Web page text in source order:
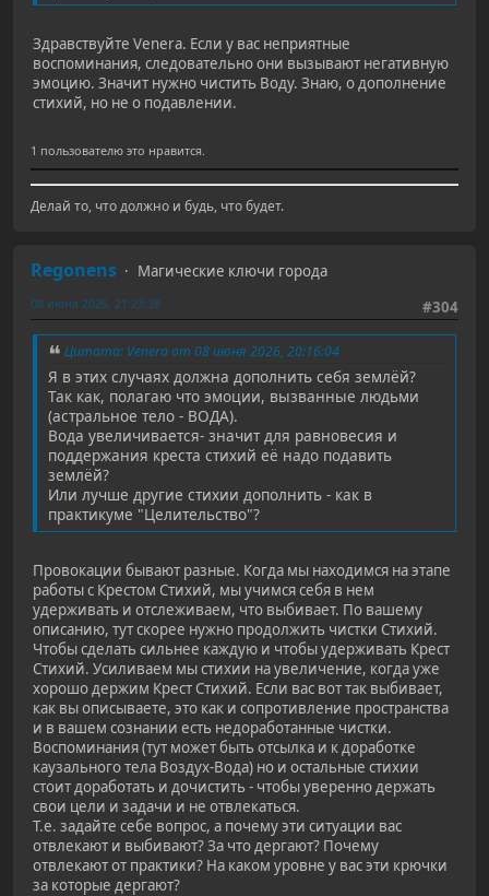
Здравствуйте Venera. Если у вас неприятные
воспоминания, следовательно они вызывают негативную
эмоцию. Значит нужно чистить Воду. Знаю, о дополнение
стихий, но не о подавлении.
1 пользователю это нравится.
Делай то, что должно и будь, что будет.
Regonens
Магические ключи города
#304
08 июня 2026, 21:23:38
Цитата: Venera от 08 июня 2026, 20:16:04
Я в этих случаях должна дополнить себя землёй?
Так как, полагаю что эмоции, вызванные людьми
(астральное тело - ВОДА).
Вода увеличивается- значит для равновесия и
поддержания креста стихий её надо подавить
землёй?
Или лучше другие стихии дополнить - как в
практикуме "Целительство"?
Провокации бывают разные. Когда мы находимся на этапе
работы с Крестом Стихий, мы учимся себя в нем
удерживать и отслеживаем, что выбивает. По вашему
описанию, тут скорее нужно продолжить чистки Стихий.
Чтобы сделать сильнее каждую и чтобы удерживать Крест
Стихий. Усиливаем мы стихии на увеличение, когда уже
хорошо держим Крест Стихий. Если вас вот так выбивает,
как вы описываете, это как и сопротивление пространства
и в вашем сознании есть недоработанные чистки.
Воспоминания (тут может быть отсылка и к доработке
каузального тела Воздух-Вода) но и остальные стихии
стоит доработать и дочистить - чтобы уверенно держать
свои цели и задачи и не отвлекаться.
Т.е. задайте себе вопрос, а почему эти ситуации вас
отвлекают и выбивают? За что дергают? Почему
отвлекают от практики? На каком уровне у вас эти крючки
за которые дергают?